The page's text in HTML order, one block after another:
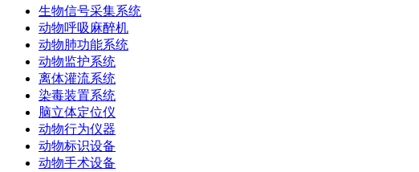
生物信号采集系统
动物呼吸麻醉机
动物肺功能系统
动物监护系统
离体灌流系统
染毒装置系统
脑立体定位仪
动物行为仪器
动物标识设备
动物手术设备